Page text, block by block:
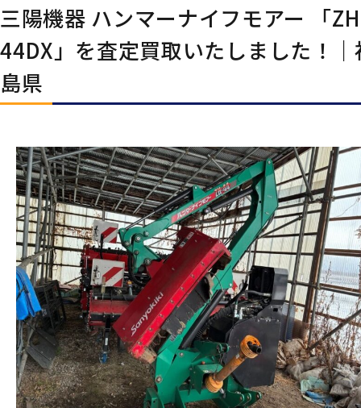
査定対象一覧 買取実績
会社案内
よくある質問
－ 新着情報
－ お役立ち情報
－ 重機・農機具をレンタルしたい方
－ 重機・農機具を修理したい方
－ 農家じまいのご相談をしたい方
－ サイトマップ
三陽機器 ハンマーナイフモアー 「
44DX」を査定買取いたしました！｜
島県